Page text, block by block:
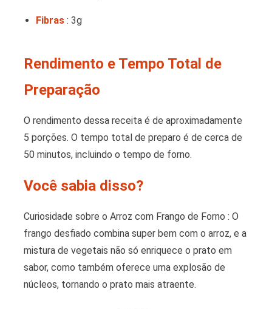
Fibras : 3g
Rendimento e Tempo Total de
Preparação
O rendimento dessa receita é de aproximadamente
5 porções. O tempo total de preparo é de cerca de
50 minutos, incluindo o tempo de forno.
Você sabia disso?
Curiosidade sobre o Arroz com Frango de Forno : O
frango desfiado combina super bem com o arroz, e a
mistura de vegetais não só enriquece o prato em
sabor, como também oferece uma explosão de
núcleos, tornando o prato mais atraente.